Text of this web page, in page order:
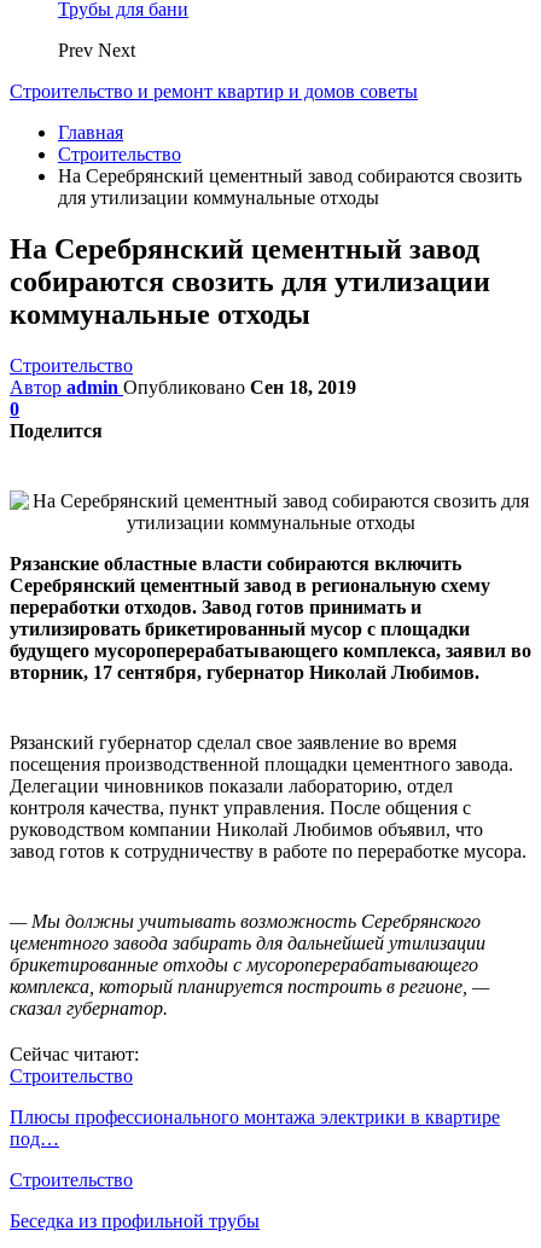
Трубы для бани
Prev Next
Строительство и ремонт квартир и домов советы
Главная
Строительство
На Серебрянский цементный завод собираются свозить
для утилизации коммунальные отходы
На Серебрянский цементный завод
собираются свозить для утилизации
коммунальные отходы
Строительство
Автор admin Опубликовано Сен 18, 2019
0
Поделится
Рязанские областные власти собираются включить
Серебрянский цементный завод в региональную схему
переработки отходов. Завод готов принимать и
утилизировать брикетированный мусор с площадки
будущего мусороперерабатывающего комплекса, заявил во
вторник, 17 сентября, губернатор Николай Любимов.
Рязанский губернатор сделал свое заявление во время
посещения производственной площадки цементного завода.
Делегации чиновников показали лабораторию, отдел
контроля качества, пункт управления. После общения с
руководством компании Николай Любимов объявил, что
завод готов к сотрудничеству в работе по переработке мусора.
— Мы должны учитывать возможность Серебрянского
цементного завода забирать для дальнейшей утилизации
брикетированные отходы с мусороперерабатывающего
комплекса, который планируется построить в регионе, —
сказал губернатор.
Сейчас читают:
Строительство
Плюсы профессионального монтажа электрики в квартире
под…
Строительство
Беседка из профильной трубы